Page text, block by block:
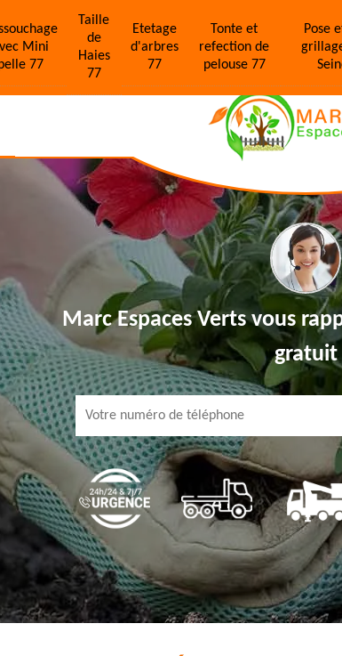
Mini
77
Taille
de
Haies
77
Etetage
d'arbres
77
Tonte et
refection de
pelouse 77
Pose
Marc Espaces Verts vous
gratuit